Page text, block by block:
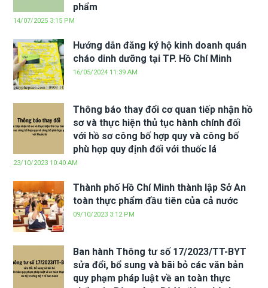
phẩm
14/07/2025 3:15 PM
Hướng dẫn đăng ký hộ kinh doanh quán
cháo dinh dưỡng tại TP. Hồ Chí Minh
16/05/2024 11:39 AM
Thông báo thay đổi cơ quan tiếp nhận hồ
sơ và thực hiện thủ tục hành chính đối
với hồ sơ công bố hợp quy và công bố
phù hợp quy định đối với thuốc lá
23/10/2023 10:40 AM
Thành phố Hồ Chí Minh thành lập Sở An
toàn thực phẩm đầu tiên của cả nước
09/10/2023 3:12 PM
Ban hành Thông tư số 17/2023/TT-BYT
sửa đổi, bổ sung và bãi bỏ các văn bản
quy phạm pháp luật về an toàn thực